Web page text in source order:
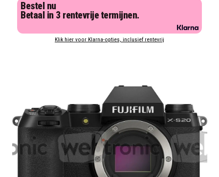
Bestel nu
Betaal in 3 rentevrije termijnen.
Klik hier voor Klarna-opties, inclusief rentevrij